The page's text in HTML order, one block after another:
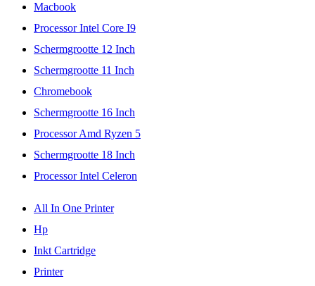
Macbook
Processor Intel Core I9
Schermgrootte 12 Inch
Schermgrootte 11 Inch
Chromebook
Schermgrootte 16 Inch
Processor Amd Ryzen 5
Schermgrootte 18 Inch
Processor Intel Celeron
All In One Printer
Hp
Inkt Cartridge
Printer